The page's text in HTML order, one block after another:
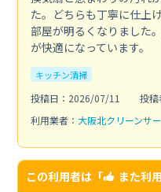
た。どちらも丁寧に仕上
部屋が明るくなりました
が快適になっています。
キッチン清掃
投稿日：2026/07/11
投稿
利用業者： 大阪北クリーンサ
この利用者は「 また利